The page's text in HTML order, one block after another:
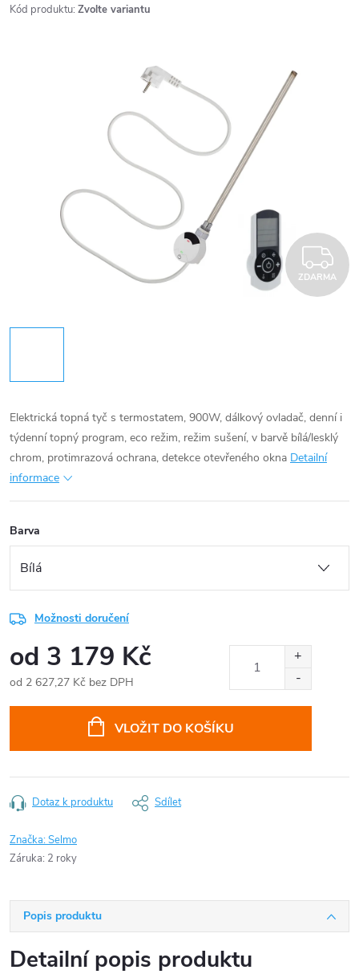
Kód produktu: Zvolte variantu
ZDARMA
Elektrická topná tyč s termostatem, 900W, dálkový ovladač, denní i
týdenní topný program, eco režim, režim sušení, v barvě bílá/lesklý
chrom, protimrazová ochrana, detekce otevřeného okna Detailní
informace
Barva
Možnosti doručení
od 3 179 Kč
od 2 627,27 Kč bez DPH
VLOŽIT DO KOŠÍKU
Dotaz k produktu Sdílet
Značka:Selmo
Záruka: 2 roky
Popis produktu
Detailní popis produktu